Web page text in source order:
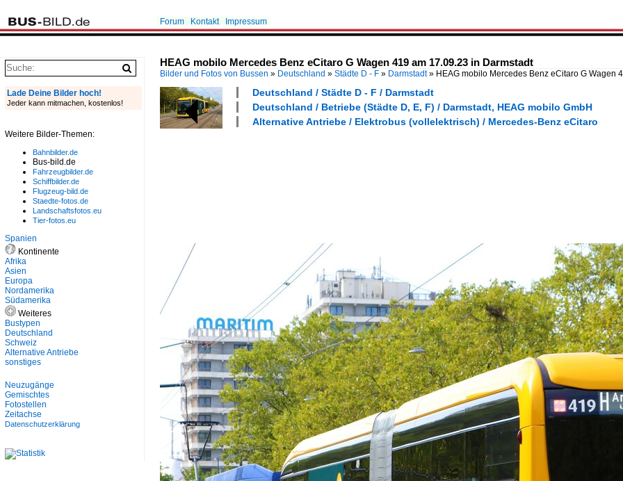
Forum Kontakt Impressum
HEAG mobilo Mercedes Benz eCitaro G Wagen 419 am 17.09.23 in Darmstadt
Bilder und Fotos von Bussen » Deutschland » Städte D - F » Darmstadt» HEAG mobilo Mercedes Benz eCitaro G Wagen
Deutschland / Städte D - F / Darmstadt
Deutschland / Betriebe (Städte D, E, F) / Darmstadt, HEAG mobilo GmbH
Alternative Antriebe / Elektrobus (vollelektrisch) / Mercedes-Benz eCitaro
Lade Deine Bilder hoch!
Jeder kann mitmachen, kostenlos!
Weitere Bilder-Themen:
Bahnbilder.de
Bus-bild.de
Fahrzeugbilder.de
Schiffbilder.de
Flugzeug-bild.de
Staedte-fotos.de
Landschaftsfotos.eu
Tier-fotos.eu
Spanien
Kontinente
Afrika
Asien
Europa
Nordamerika
Südamerika
Weiteres
Bustypen
Deutschland
Schweiz
Alternative Antriebe
sonstiges
Neuzugänge
Gemischtes
Fotostellen
Zeitachse
Datenschutzerklärung